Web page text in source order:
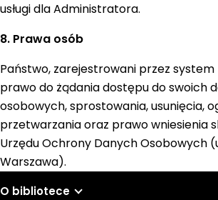
usługi dla Administratora.
8. Prawa osób
Państwo, zarejestrowani przez
prawo do żądania dostępu do swoich
osobowych, sprostowania, usunięcia,
przetwarzania oraz prawo wniesienia
Urzędu Ochrony Danych Osobowych
Warszawa).
O bibliotece